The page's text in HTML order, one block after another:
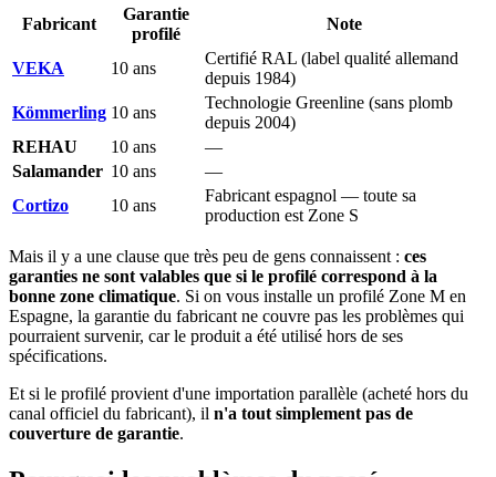
Fabricant
Garantie
profilé
Note
VEKA 10 ans
Certifié RAL (label qualité allemand
depuis 1984)
Kömmerling 10 ans
Technologie Greenline (sans plomb
depuis 2004)
REHAU
10 ans
—
Salamander 10 ans
—
Cortizo
10 ans
Fabricant espagnol — toute sa
production est Zone S
Mais il y a une clause que très peu de gens connaissent : ces
garanties ne sont valables que si le profilé correspond à la
bonne zone climatique. Si on vous installe un profilé Zone M en
Espagne, la garantie du fabricant ne couvre pas les problèmes qui
pourraient survenir, car le produit a été utilisé hors de ses
spécifications.
Et si le profilé provient d'une importation parallèle (acheté hors du
canal officiel du fabricant), il n'a tout simplement pas de
couverture de garantie.